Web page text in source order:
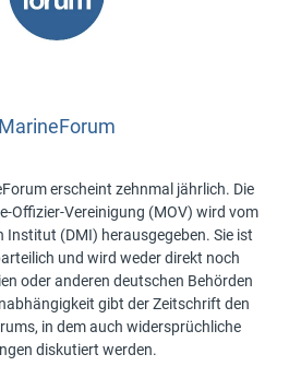
MarineForum
erscheint zehnmal jährlich. Die
Offizier-Vereinigung (MOV) wird vom
Institut (DMI) herausgegeben. Sie ist
und wird weder direkt noch
oder anderen deutschen Behörden
gibt der Zeitschrift den
in dem auch widersprüchliche
diskutiert werden.